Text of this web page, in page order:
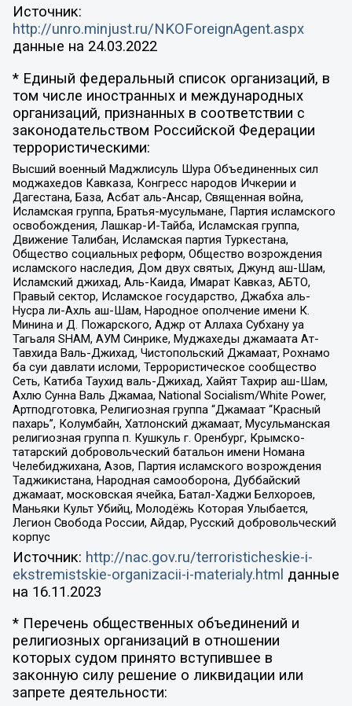
Источник:
http://unro.minjust.ru/NKOForeignAgent.aspx
данные на 24.03.2022
* Единый федеральный список организаций, в
том числе иностранных и международных
организаций, признанных в соответствии с
законодательством Российской Федерации
террористическими:
Высший военный Маджлисуль Шура Объединенных сил
моджахедов Кавказа, Конгресс народов Ичкерии и
Дагестана, База, Асбат аль-Ансар, Священная война,
Исламская группа, Братья-мусульмане, Партия исламского
освобождения, Лашкар-И-Тайба, Исламская группа,
Движение Талибан, Исламская партия Туркестана,
Общество социальных реформ, Общество возрождения
исламского наследия, Дом двух святых, Джунд аш-Шам,
Исламский джихад, Аль-Каида, Имарат Кавказ, АБТО,
Правый сектор, Исламское государство, Джабха аль-
Нусра ли-Ахль аш-Шам, Народное ополчение имени К.
Минина и Д. Пожарского, Аджр от Аллаха Субхану уа
Тагьаля SHAM, АУМ Синрике, Муджахеды джамаата Ат-
Тавхида Валь-Джихад, Чистопольский Джамаат, Рохнамо
ба суи давлати исломи, Террористическое сообщество
Сеть, Катиба Таухид валь-Джихад, Хайят Тахрир аш-Шам,
Ахлю Сунна Валь Джамаа, National Socialism/White Power,
Артподготовка, Религиозная группа “Джамаат “Красный
пахарь”, Колумбайн, Хатлонский джамаат, Мусульманская
религиозная группа п. Кушкуль г. Оренбург, Крымско-
татарский добровольческий батальон имени Номана
Челебиджихана, Азов, Партия исламского возрождения
Таджикистана, Народная самооборона, Дуббайский
джамаат, московская ячейка, Батал-Хаджи Белхороев,
Маньяки Культ Убийц, Молодёжь Которая Улыбается,
Легион Свобода России, Айдар, Русский добровольческий
корпус
Источник: http://nac.gov.ru/terroristicheskie-i-
ekstremistskie-organizacii-i-materialy.html данные
на 16.11.2023
* Перечень общественных объединений и
религиозных организаций в отношении
которых судом принято вступившее в
законную силу решение о ликвидации или
запрете деятельности: